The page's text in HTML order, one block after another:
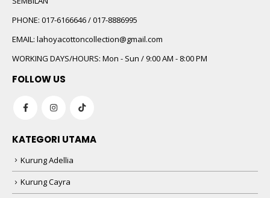
PHONE: 017-6166646 / 017-8886995
EMAIL: lahoyacottoncollection@gmail.com
WORKING DAYS/HOURS: Mon - Sun / 9:00 AM - 8:00 PM
FOLLOW US
KATEGORI UTAMA
Kurung Adellia
Kurung Cayra